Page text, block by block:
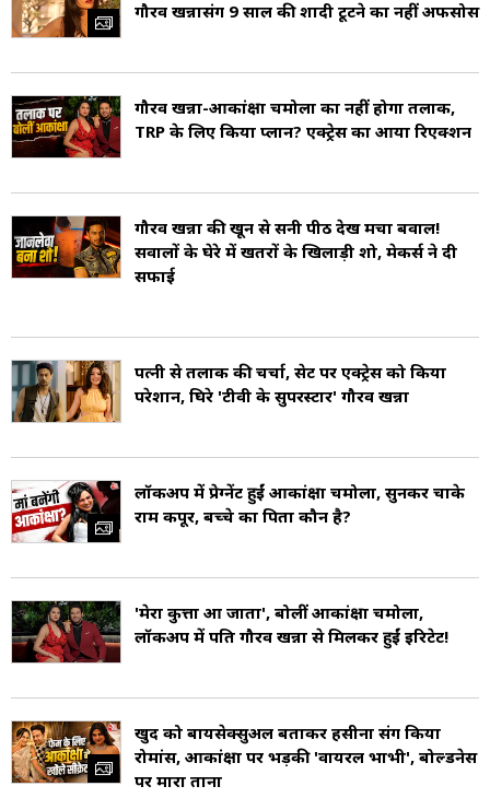
उन्होंने अपने करियर की शुरुआत टेलीविजन विज्ञापनों से
की. उन्हें पहली बार टीवी शो भाभी में एक छोटी सी
भूमिका में देखा गया था. फिर वो कुमकुम - एक प्यारा सा
बंधन में शरमन वाधवा के रूप में नजर आए थे. खन्ना की
(Gaurav Khanna Career).
गौरव को 2009 में ‘ये प्यार ना होगा कम’ में यामी गौतम
उनकी भूमिका के लिए काफि पसंद किया गया था.
उन्होंने 9X चैनल की डांस प्रतियोगिता, जलवा फोर 2 का
1 में एक प्रतियोगी के रूप भाग लिया था. साथ ही, डांसिंग
क्वीन शो में एक विशेष उपस्थिति दर्ज की थी. वह सरोज
खान के साथ नचले वे शो के सीजन 3 के होस्ट भी थे
(Gaurav Khanna in TV Sows).
गौरव खन्ना ने को टेलीविजन अभिनेत्री आकांक्षा चमोला
शादी की (Gaurav Khanna Wife).
गौरव खन्नासंग 9 साल की शादी टूटने का नहीं अफसोस
गौरव खन्ना-आकांक्षा चमोला का नहीं होगा तलाक,
TRP के लिए किया प्लान? एक्ट्रेस का आया रिएक्शन
गौरव खन्ना की खून से सनी पीठ देख मचा बवाल!
सवालों के घेरे में खतरों के खिलाड़ी शो, मेकर्स ने दी
सफाई
पत्नी से तलाक की चर्चा, सेट पर एक्ट्रेस को किया
परेशान, घिरे 'टीवी के सुपरस्टार' गौरव खन्ना
लॉकअप में प्रेग्नेंट हुईं आकांक्षा चमोला, सुनकर चौंके
राम कपूर, बच्चे का पिता कौन है?
'मेरा कुत्ता आ जाता', बोलीं आकांक्षा चमोला,
लॉकअप में पति गौरव खन्ना से मिलकर हुईं इरिटेट!
खुद को बायसेक्सुअल बताकर हसीना संग किया
रोमांस, आकांक्षा पर भड़की 'वायरल भाभी', बोल्डनेस
पर मारा ताना